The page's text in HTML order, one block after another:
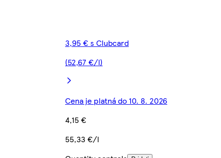
3,95 € s Clubcard
(52,67 €/l)
Cena je platná do 10. 8. 2026
4,15 €
55,33 €/l